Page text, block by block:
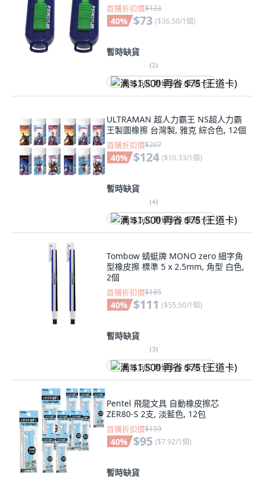
首購折扣價$123
40% $73 ($36.50/1個)
暫時缺貨
(2)
满 $1,500 再省 $75 (王道卡)
ULTRAMAN 超人力霸王 NS超人力霸
王製圖橡擦 台灣製, 雅克 綜合色, 12個
首購折扣價$207
40% $124 ($10.33/1個)
暫時缺貨
(4)
满 $1,500 再省 $75 (王道卡)
Tombow 蜻蜓牌 MONO zero 細字角
型橡皮擦 標準 5 x 2.5mm, 角型 白色,
2個
首購折扣價$185
40% $111 ($55.50/1個)
暫時缺貨
(3)
满 $1,500 再省 $75 (王道卡)
Pentel 飛龍文具 自動橡皮擦芯
ZER80-S 2支, 淡藍色, 12包
首購折扣價$159
40% $95 ($7.92/1個)
暫時缺貨